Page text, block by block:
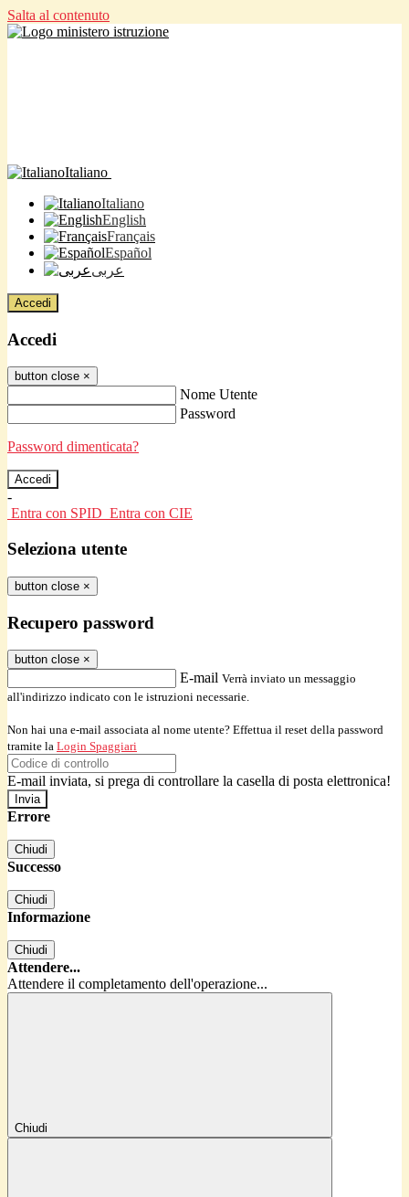
Salta al contenuto
Italiano
Italiano
English
Français
Español
عربى
Accedi
Accedi
button close ×
Nome Utente
Password
Password dimenticata?
-
Entra con SPID Entra con CIE
Seleziona utente
button close ×
Recupero password
button close ×
E-mail Verrà inviato un messaggio
all'indirizzo indicato con le istruzioni necessarie.
Non hai una e-mail associata al nome utente? Effettua il reset della password
tramite la Login Spaggiari
E-mail inviata, si prega di controllare la casella di posta elettronica!
Errore
Chiudi
Successo
Chiudi
Informazione
Chiudi
Attendere...
Attendere il completamento dell'operazione...
Chiudi